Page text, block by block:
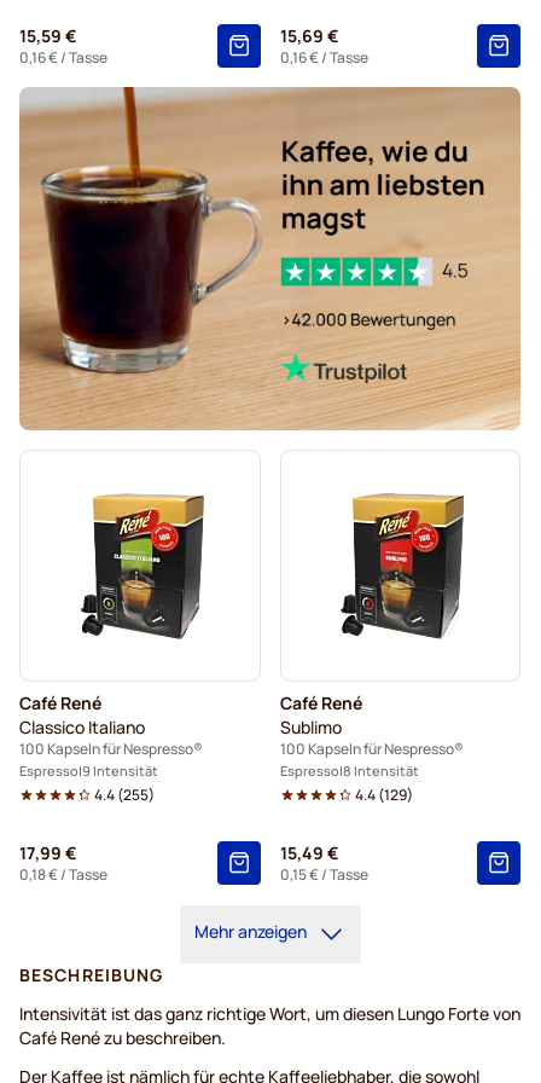
Kaffeekapseln von Gevalia für Nespresso®
Kaffeekapseln von Belmio für Nespresso®
Kaffeekapseln von Friele für Nespresso®
Kaffeekapseln von Garibaldi für Nespresso®
Kaffeekapseln von Tonino Lamborghini für Nespresso®
Kaffeekapseln von Café René für Nespresso®
Für Nespresso®
15,59 €
0,16 €/ Tasse
15,69 €
0,16 €/ Tasse
Café René
Classico Italiano
100 Kapseln für Nespresso®
Espresso 9 Intensität
4.4(255)
17,99 €
0,18 €/ Tasse
Café René
Sublimo
100 Kapseln für Nespresso®
Espresso 8 Intensität
4.4(129)
15,49 €
0,15 €/ Tasse
Mehr anzeigen
BESCHREIBUNG
Intensivität ist das ganz richtige Wort, um diesen Lungo Forte von
Café René zu beschreiben.
Der Kaffee ist nämlich für echte Kaffeeliebhaber, die sowohl